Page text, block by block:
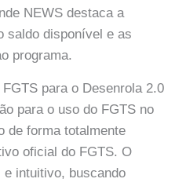
NEWS destaca a
saldo disponível e as
programa.
para o Desenrola 2.0
para o uso do FGTS no
de forma totalmente
oficial do FGTS. O
intuitivo, buscando